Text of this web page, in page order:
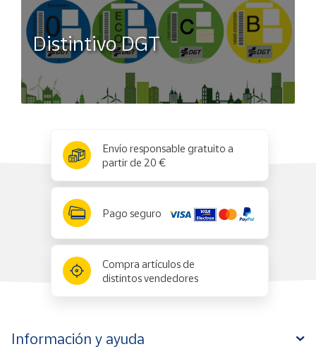
Distintivo DGT
Envío responsable gratuito a
partir de 20 €
Pago seguro
Compra artículos de
distintos vendedores
Información y ayuda